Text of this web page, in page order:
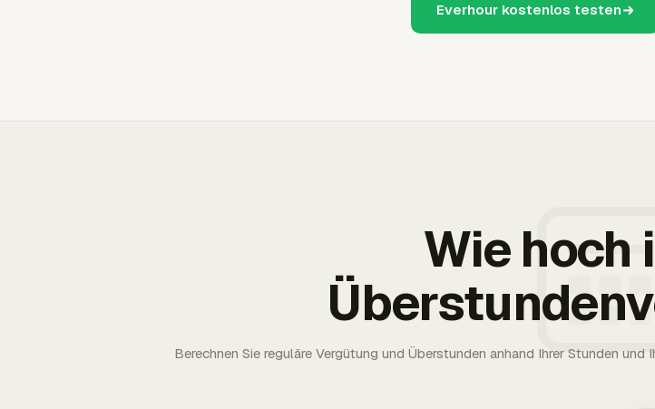
Everhour kostenlos testen
Wie hoch
Berechnen Sie reguläre Vergütung und Überstunden anhand Ihrer Stunden